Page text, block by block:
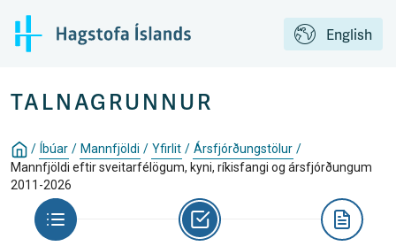
English
TALNAGRUNNUR
/ Íbúar / Mannfjöldi / Yfirlit / Ársfjórðungstölur /
Mannfjöldi eftir sveitarfélögum, kyni, ríkisfangi og ársfjórðungum
2011-2026